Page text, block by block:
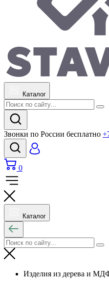
Каталог
Звонки по России бесплатно
0
Каталог
Изделия из дерева и